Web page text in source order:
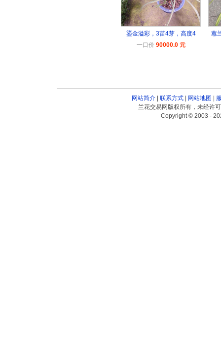
鎏金溢彩，3苗4芽，高度4
一口价 90000.0 元
蕙
网站简介| 联系方式| 网站地图 |
兰花交易网版权所有，未经许
Copyright © 2003 -